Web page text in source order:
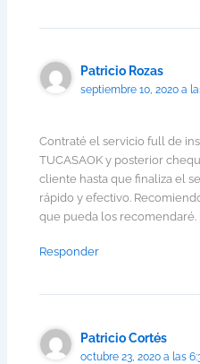
Patricio Rozas
septiembre 10, 2020 a
Contraté el servicio full de
TUCASAOK y posterior
cliente hasta que finaliza el
rápido y efectivo.
que pueda los recomendaré.
Responder
Patricio Cortés
octubre 23, 2020 a las